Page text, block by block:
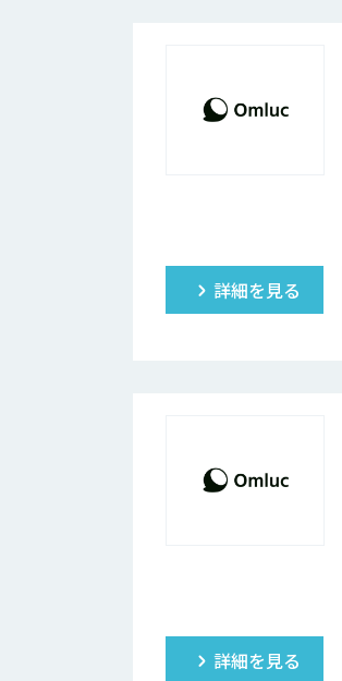
詳細を見る
詳細を見る